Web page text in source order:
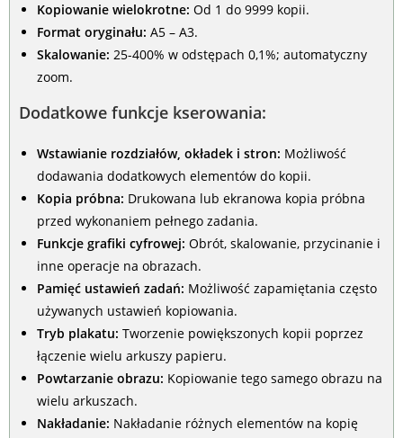
Kopiowanie wielokrotne: Od 1 do 9999 kopii.
Format oryginału: A5 – A3.
Skalowanie: 25-400% w odstępach 0,1%; automatyczny
zoom.
Dodatkowe funkcje kserowania:
Wstawianie rozdziałów, okładek i stron: Możliwość
dodawania dodatkowych elementów do kopii.
Kopia próbna: Drukowana lub ekranowa kopia próbna
przed wykonaniem pełnego zadania.
Funkcje grafiki cyfrowej: Obrót, skalowanie, przycinanie i
inne operacje na obrazach.
Pamięć ustawień zadań: Możliwość zapamiętania często
używanych ustawień kopiowania.
Tryb plakatu: Tworzenie powiększonych kopii poprzez
łączenie wielu arkuszy papieru.
Powtarzanie obrazu: Kopiowanie tego samego obrazu na
wielu arkuszach.
Nakładanie: Nakładanie różnych elementów na kopię